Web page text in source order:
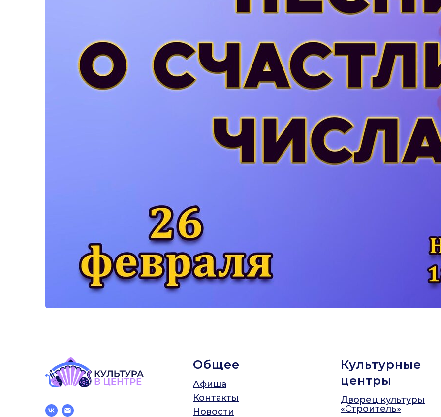
Общее
Афиша
Контакты
Новости
Культурные
центры
Дворец культуры
«Строитель»